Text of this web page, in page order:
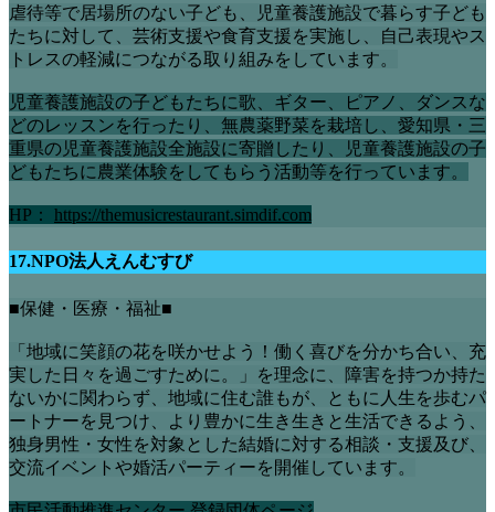
虐待等で居場所のない子ども、児童養護施設で暮らす子ども
たちに対して、芸術支援や食育支援を実施し、自己表現やス
トレスの軽減につながる取り組みをしています。
児童養護施設の子どもたちに歌、ギター、ピアノ、ダンスな
どのレッスンを行ったり、無農薬野菜を栽培し、愛知県・三
重県の児童養護施設全施設に寄贈したり、児童養護施設の子
どもたちに農業体験をしてもらう活動等を行っています。
HP： https://themusicrestaurant.simdif.com
17.NPO法人えんむすび
■保健・医療・福祉■
「地域に笑顔の花を咲かせよう！働く喜びを分かち合い、充
実した日々を過ごすために。」を理念に、障害を持つか持た
ないかに関わらず、地域に住む誰もが、ともに人生を歩むパ
ートナーを見つけ、より豊かに生き生きと生活できるよう、
独身男性・女性を対象とした結婚に対する相談・支援及び、
交流イベントや婚活パーティーを開催しています。